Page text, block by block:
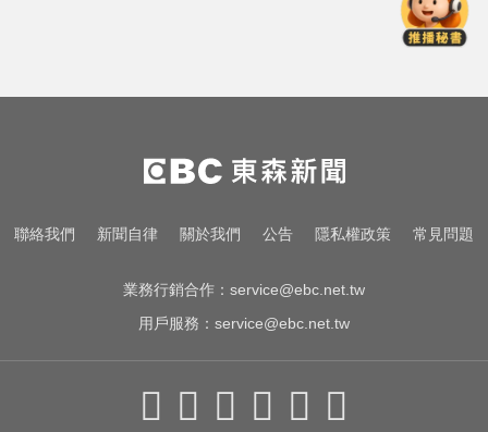
驚：以為變胖
她砸錢演女主「60場吻戲狂伸舌」
男星硬撐拍完...慘下架
跨性別參賽議題延燒！NBA前球星
聯絡我們 新聞自律 關於我們 公告 隱私權政策 常見問題
業務行銷合作： service@ebc.net.tw
用戶服務： service@ebc.net.tw